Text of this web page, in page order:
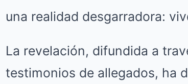
una realidad desgarradora:
La revelación, difundida a
testimonios de allegados, ha